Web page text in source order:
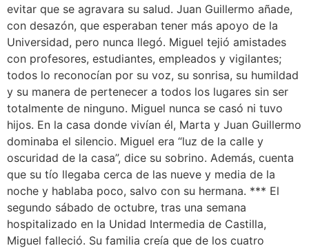
evitar que se agravara su salud. Juan Guillermo añade,
con desazón, que esperaban tener más apoyo de la
Universidad, pero nunca llegó. Miguel tejió amistades
con profesores, estudiantes, empleados y vigilantes;
todos lo reconocían por su voz, su sonrisa, su humildad
y su manera de pertenecer a todos los lugares sin ser
totalmente de ninguno. Miguel nunca se casó ni tuvo
hijos. En la casa donde vivían él, Marta y Juan Guillermo
dominaba el silencio. Miguel era “luz de la calle y
oscuridad de la casa”, dice su sobrino. Además, cuenta
que su tío llegaba cerca de las nueve y media de la
noche y hablaba poco, salvo con su hermana. *** El
segundo sábado de octubre, tras una semana
hospitalizado en la Unidad Intermedia de Castilla,
Miguel falleció. Su familia creía que de los cuatro